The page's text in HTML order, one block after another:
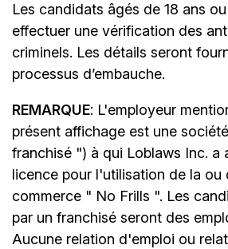
Les candidats âgés de 18 ans
effectuer une vérification des
criminels. Les détails seront
processus d’embauche.
REMARQUE: L'employeur
présent affichage est une
franchisé ") à qui Loblaws Inc. a
licence pour l'utilisation de la ou
commerce " No Frills ". Les
par un franchisé seront des
Aucune relation d'emploi ou